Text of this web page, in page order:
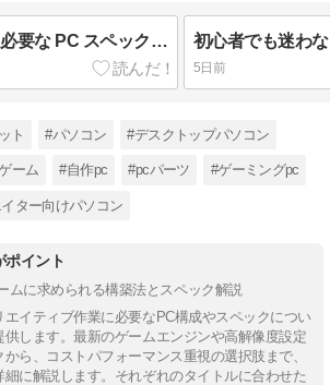
サブノーティカ2に必要な PC スペック 本当に高い？
5日前
ト #パソコン #デスクトップパソコン
ーム #自作pc #pcパーツ #ゲーミングpc
ター向けパソコン
ポイント
ムに求められる構築法とスペック解説
イティブ作業に必要なPC構成やスペックについ
します。最新のゲームエンジンや高解像度設定
ら、コストパフォーマンス重視の選択肢まで、
に解説します。それぞれのタイトルに合わせた